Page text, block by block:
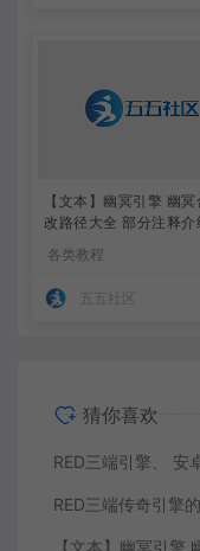
【文本】幽冥引擎 幽
改路径大全 部分注释介
各类教程
五五社区
猜你喜欢